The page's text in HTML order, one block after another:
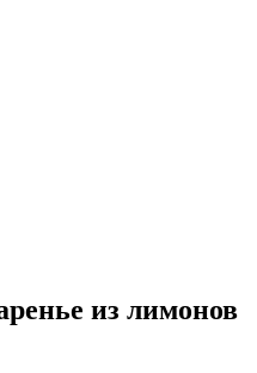
из лимонов